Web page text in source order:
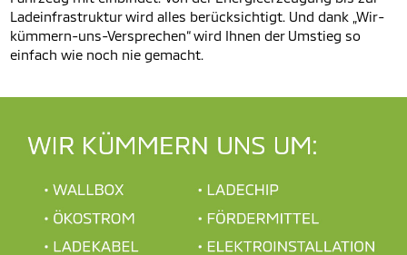
Ladeinfrastruktur wird alles berücksichtigt. Und dank „Wir-
kümmern-uns-Versprechen“ wird Ihnen der Umstieg so
einfach wie noch nie gemacht.